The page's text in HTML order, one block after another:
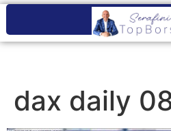
dax daily